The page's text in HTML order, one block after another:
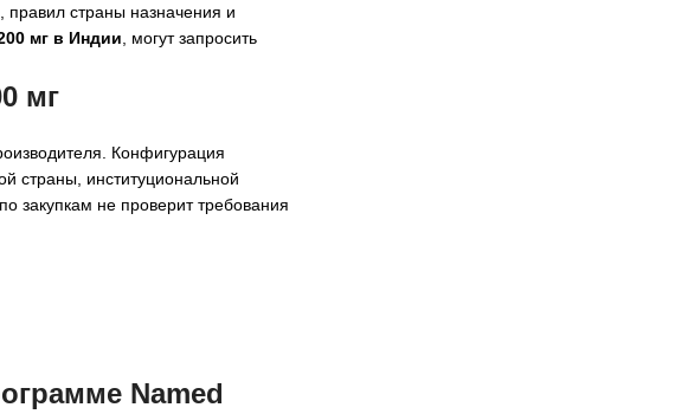
, правил страны назначения и
мг в Индии , могут запросить
мг
Конфигурация
страны, институциональной
закупкам не проверит требования
Named